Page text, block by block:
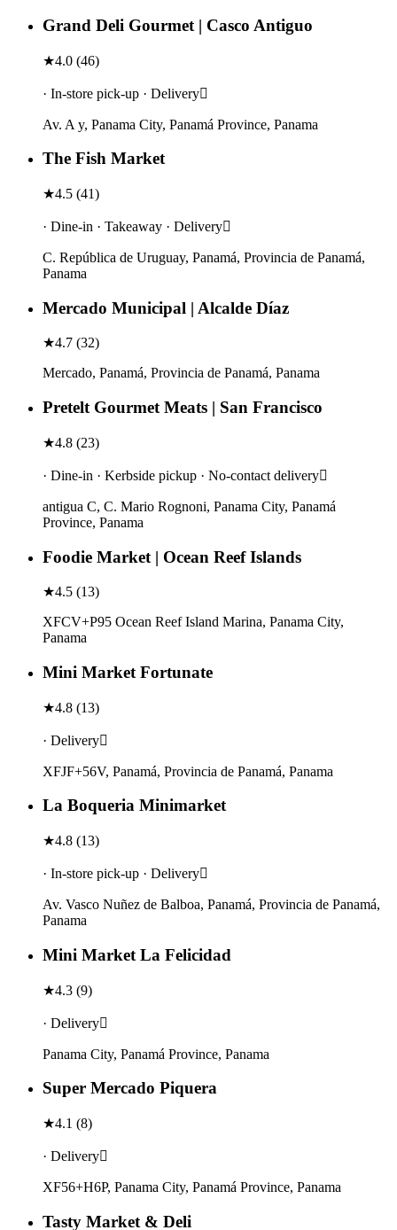
Grand Deli Gourmet | Casco Antiguo
★4.0 (46)
· In-store pick-up · Delivery
Av. A y, Panama City, Panamá Province, Panama
The Fish Market
★4.5 (41)
· Dine-in · Takeaway · Delivery
C. República de Uruguay, Panamá, Provincia de Panamá,
Panama
Mercado Municipal | Alcalde Díaz
★4.7 (32)
Mercado, Panamá, Provincia de Panamá, Panama
Pretelt Gourmet Meats | San Francisco
★4.8 (23)
· Dine-in · Kerbside pickup · No-contact delivery
antigua C, C. Mario Rognoni, Panama City, Panamá
Province, Panama
Foodie Market | Ocean Reef Islands
★4.5 (13)
XFCV+P95 Ocean Reef Island Marina, Panama City,
Panama
Mini Market Fortunate
★4.8 (13)
· Delivery
XFJF+56V, Panamá, Provincia de Panamá, Panama
La Boqueria Minimarket
★4.8 (13)
· In-store pick-up · Delivery
Av. Vasco Nuñez de Balboa, Panamá, Provincia de Panamá,
Panama
Mini Market La Felicidad
★4.3 (9)
· Delivery
Panama City, Panamá Province, Panama
Super Mercado Piquera
★4.1 (8)
· Delivery
XF56+H6P, Panama City, Panamá Province, Panama
Tasty Market & Deli